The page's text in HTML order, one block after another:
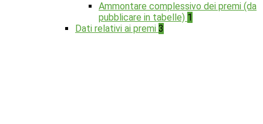
Ammontare complessivo dei premi (da
pubblicare in tabelle) 1
Dati relativi ai premi 3